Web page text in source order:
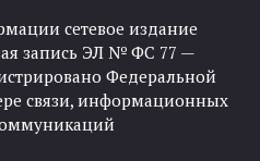
сетевое издание
запись ЭЛ № ФС 77 —
Федеральной
связи, информационных